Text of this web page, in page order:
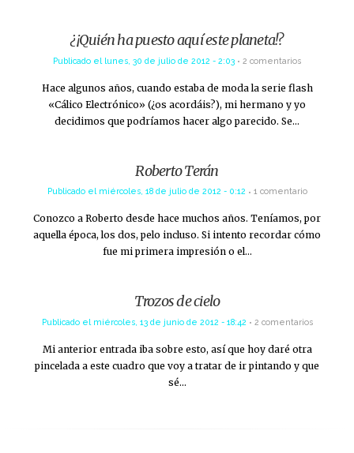
¿¡Quién ha puesto aquí este planeta!?
Publicado el lunes, 30 de julio de 2012 - 2:03 2 comentarios
Hace algunos años, cuando estaba de moda la serie flash
«Cálico Electrónico» (¿os acordáis?), mi hermano y yo
decidimos que podríamos hacer algo parecido. Se…
Roberto Terán
Publicado el miércoles, 18 de julio de 2012 - 0:12 1 comentario
Conozco a Roberto desde hace muchos años. Teníamos, por
aquella época, los dos, pelo incluso. Si intento recordar cómo
fue mi primera impresión o el…
Trozos de cielo
Publicado el miércoles, 13 de junio de 2012 - 18:42 2 comentarios
Mi anterior entrada iba sobre esto, así que hoy daré otra
pincelada a este cuadro que voy a tratar de ir pintando y que
sé…